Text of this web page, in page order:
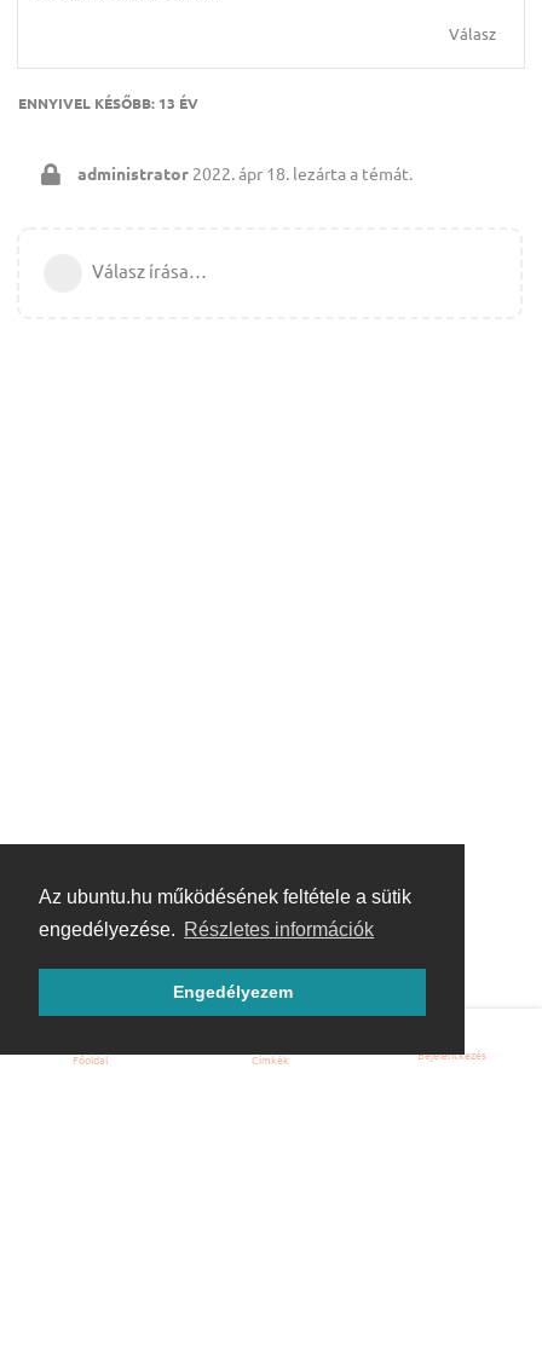
Az ubuntu.hu működésének feltétele a sütik
engedélyezése. Részletes információk
Engedélyezem
Válasz
ENNYIVEL KÉSŐBB: 13 ÉV
administrator 2022. ápr 18. lezárta a témát.
Válasz írása…
Főoldal Címkék Bejelentkezés